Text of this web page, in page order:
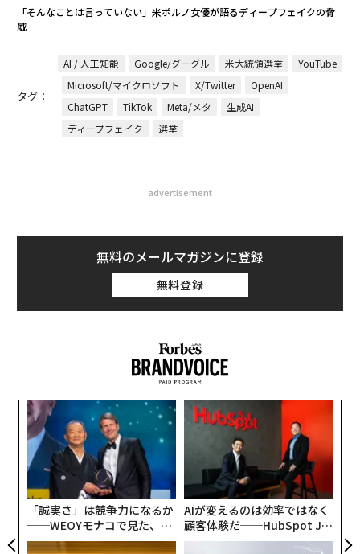
「そんなことは言っていない」米ポルノ女優が語るディープフェイクの脅
威
タグ：
AI / 人工知能 Google/グーグル 米大統領選挙
YouTube
Microsoft/マイクロソフト
X/Twitter
OpenAI
ChatGPT
TikTok Meta/メタ
生成AI
ディープフェイク
選挙
advertisement
無料のメールマガジンに登録
無料登録
「誠実さ」は競争力になるか
──WEOYモナコで見た、く
ら寿司の経営哲学
AIが変えるのは効率ではなく
顧客体験だ──HubSpot Ja
panが語る「Grow Better」